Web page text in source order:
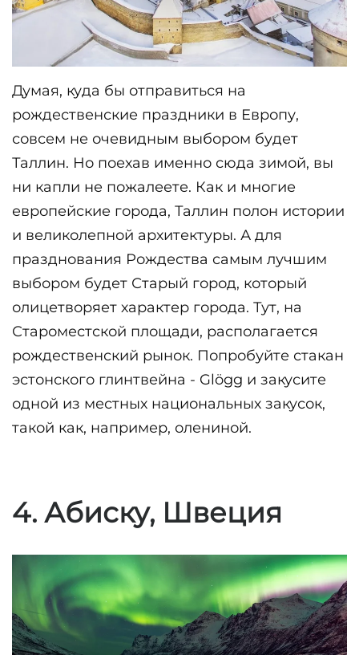
Думая, куда бы отправиться на
рождественские праздники в Европу,
совсем не очевидным выбором будет
Таллин. Но поехав именно сюда зимой, вы
ни капли не пожалеете. Как и многие
европейские города, Таллин полон истории
и великолепной архитектуры. А для
празднования Рождества самым лучшим
выбором будет Старый город, который
олицетворяет характер города. Тут, на
Староместской площади, располагается
рождественский рынок. Попробуйте стакан
эстонского глинтвейна - Glögg и закусите
одной из местных национальных закусок,
такой как, например, олениной.
4. Абиску, Швеция